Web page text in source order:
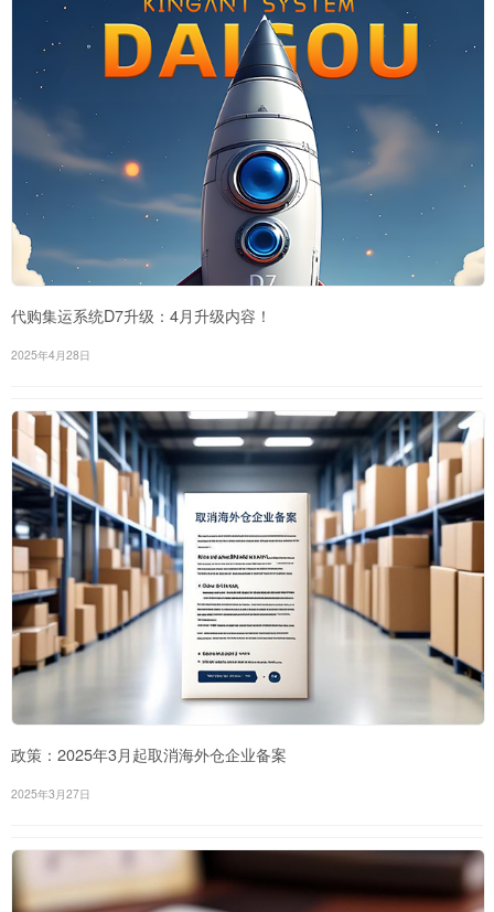
代购集运系统D7升级：4月升级内容！
2025年4月28日
政策：2025年3月起取消海外仓企业备案
2025年3月27日